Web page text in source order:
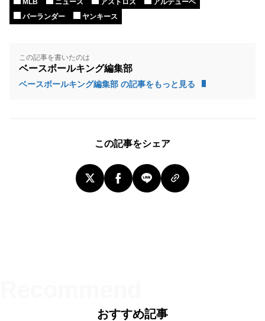
バーランダー
ヤンキース
この記事を書いたのは
ベースボールキング編集部
ベースボールキング編集部 の記事をもっと見る
この記事をシェア
おすすめ記事